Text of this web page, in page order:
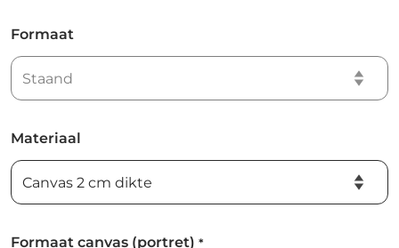
Formaat
Materiaal
Formaat canvas (portret) *